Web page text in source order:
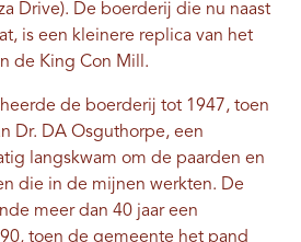
Drive). De boerderij die nu naast
is een kleinere replica van het
de King Con Mill.
de boerderij tot 1947, toen
Dr. DA Osguthorpe, een
langskwam om de paarden en
die in de mijnen werkten. De
meer dan 40 jaar een
toen de gemeente het pand